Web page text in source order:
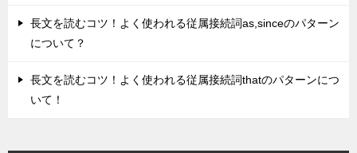
長文を読むコツ！よく使われる従属接続詞as,sinceのパターン
について？
長文を読むコツ！よく使われる従属接続詞thatのパターンにつ
いて！